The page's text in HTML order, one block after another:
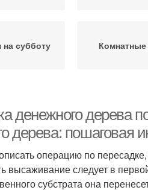
на субботу Комнатные
денежного дерева
дерева: пошаговая
операцию по
высаживание следует в
субстрата она